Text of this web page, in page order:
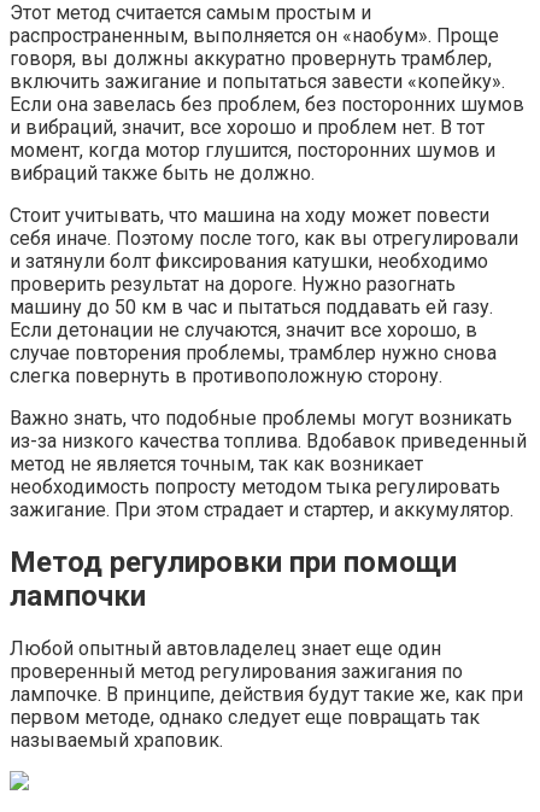
Этот метод считается самым простым и
распространенным, выполняется он «наобум». Проще
говоря, вы должны аккуратно провернуть трамблер,
включить зажигание и попытаться завести «копейку».
Если она завелась без проблем, без посторонних шумов
и вибраций, значит, все хорошо и проблем нет. В тот
момент, когда мотор глушится, посторонних шумов и
вибраций также быть не должно.
Стоит учитывать, что машина на ходу может повести
себя иначе. Поэтому после того, как вы отрегулировали
и затянули болт фиксирования катушки, необходимо
проверить результат на дороге. Нужно разогнать
машину до 50 км в час и пытаться поддавать ей газу.
Если детонации не случаются, значит все хорошо, в
случае повторения проблемы, трамблер нужно снова
слегка повернуть в противоположную сторону.
Важно знать, что подобные проблемы могут возникать
из-за низкого качества топлива. Вдобавок приведенный
метод не является точным, так как возникает
необходимость попросту методом тыка регулировать
зажигание. При этом страдает и стартер, и аккумулятор.
Метод регулировки при помощи
лампочки
Любой опытный автовладелец знает еще один
проверенный метод регулирования зажигания по
лампочке. В принципе, действия будут такие же, как при
первом методе, однако следует еще повращать так
называемый храповик.